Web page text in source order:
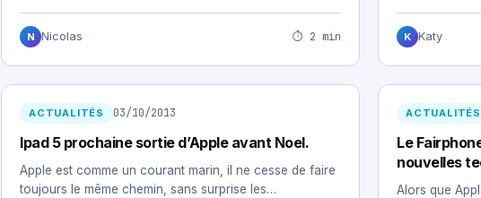
N Nicolas ⏱ 2 min K Katy
ACTUALITÉS 03/10/2013
Ipad 5 prochaine sortie d’Apple avant Noel.
Apple est comme un courant marin, il ne cesse de faire
toujours le même chemin, sans surprise les…
ACTUALITÉS
Le
nouvelles
Alors que